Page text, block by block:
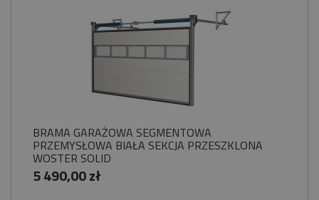
BRAMA GARAŻOWA SEGMENTOWA
PRZEMYSŁOWA BIAŁA SEKCJA PRZESZKLONA
WOSTER SOLID
5 490,00 zł